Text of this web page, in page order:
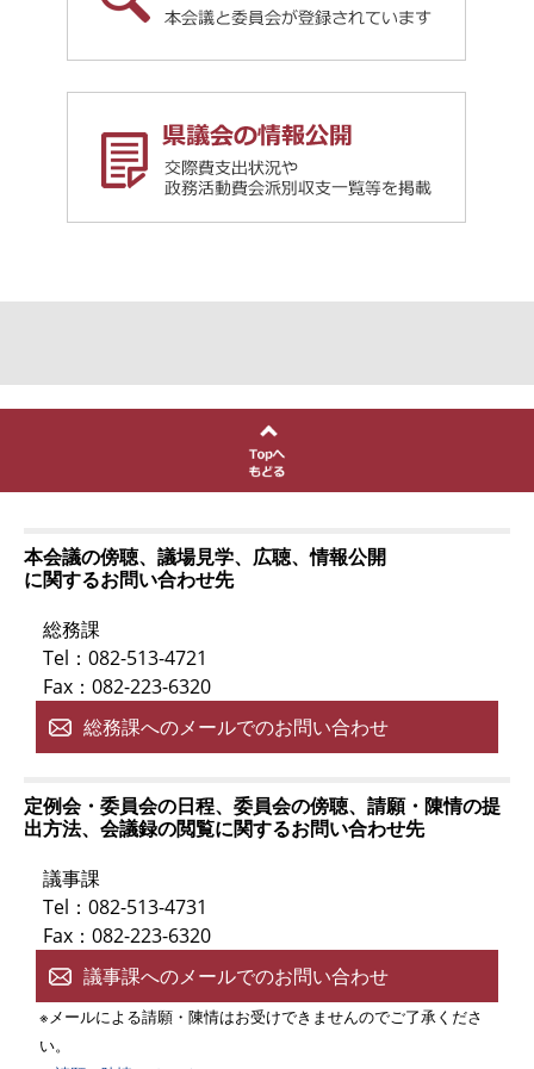
本会議の傍聴、議場見学、広聴、情報公開
に関するお問い合わせ先
総務課
Tel：082-513-4721
Fax：082-223-6320
総務課へのメールでのお問い合わせ
定例会・委員会の日程、委員会の傍聴、請願・陳情の提
出方法、会議録の閲覧に関するお問い合わせ先
議事課
Tel：082-513-4731
Fax：082-223-6320
議事課へのメールでのお問い合わせ
※メールによる請願・陳情はお受けできませんのでご了承くださ
い。